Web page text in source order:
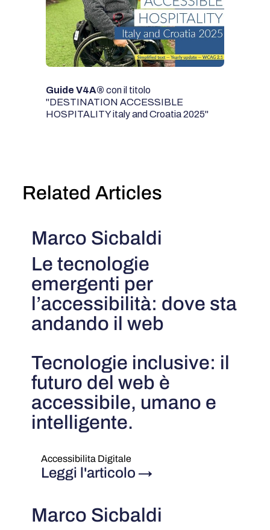
Guide V4A® con il titolo
"DESTINATION ACCESSIBLE
HOSPITALITY italy and Croatia 2025"
Marco Sicbaldi
Le tecnologie
emergenti per
l’accessibilità: dove sta
andando il web
Tecnologie inclusive: il
futuro del web è
accessibile, umano e
intelligente.
Accessibilita Digitale
Leggi l'articolo →
Marco Sicbaldi
Related Articles